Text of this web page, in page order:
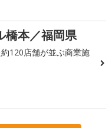
橋本／福岡県
120店舗が並ぶ商業施